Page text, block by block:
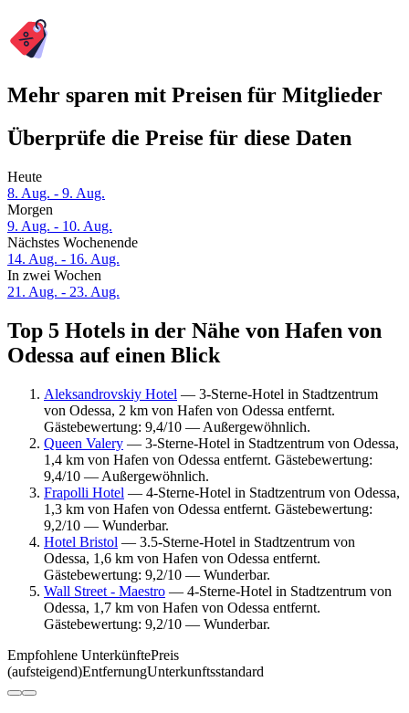
Mehr sparen mit Preisen für Mitglieder
Überprüfe die Preise für diese Daten
Heute
8. Aug. - 9. Aug.
Morgen
9. Aug. - 10. Aug.
Nächstes Wochenende
14. Aug. - 16. Aug.
In zwei Wochen
21. Aug. - 23. Aug.
Top 5 Hotels in der Nähe von Hafen von
Odessa auf einen Blick
Aleksandrovskiy Hotel — 3-Sterne-Hotel in Stadtzentrum
von Odessa, 2 km von Hafen von Odessa entfernt.
Gästebewertung: 9,4/10 — Außergewöhnlich.
Queen Valery — 3-Sterne-Hotel in Stadtzentrum von Odessa,
1,4 km von Hafen von Odessa entfernt. Gästebewertung:
9,4/10 — Außergewöhnlich.
Frapolli Hotel — 4-Sterne-Hotel in Stadtzentrum von Odessa,
1,3 km von Hafen von Odessa entfernt. Gästebewertung:
9,2/10 — Wunderbar.
Hotel Bristol — 3.5-Sterne-Hotel in Stadtzentrum von
Odessa, 1,6 km von Hafen von Odessa entfernt.
Gästebewertung: 9,2/10 — Wunderbar.
Wall Street - Maestro — 4-Sterne-Hotel in Stadtzentrum von
Odessa, 1,7 km von Hafen von Odessa entfernt.
Gästebewertung: 9,2/10 — Wunderbar.
Empfohlene UnterkünftePreis
(aufsteigend)EntfernungUnterkunftsstandard